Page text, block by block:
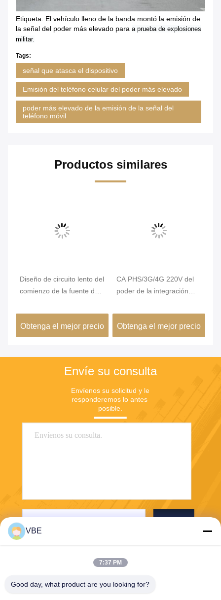
Etiqueta: El vehículo lleno de la banda montó la emisión de
la señal del poder más elevado para a prueba de explosiones
militar.
Tags:
señal que atasca el dispositivo
Emisión del teléfono celular del poder más elevado
poder más elevado de la emisión de la señal del
teléfono móvil
Productos similares
Diseño de circuito lento del
comienzo de la fuente de
220V de las emisiones de
la bomba del convoy del
museo
Obtenga el mejor precio
CA PHS/3G/4G 220V del
poder de la integración
de la bomba del convoy
del teléfono móvil alta
Obtenga el mejor precio
Envíe su consulta
Envíenos su solicitud y le
responderemos lo antes
posible.
VBE
7:37 PM
Good day, what product are you looking for?